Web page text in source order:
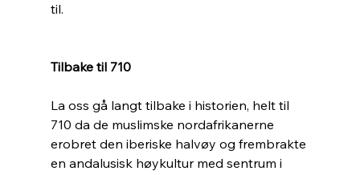
til.
Tilbake til 710
La oss gå langt tilbake i historien, helt til
710 da de muslimske nordafrikanerne
erobret den iberiske halvøy og frembrakte
en andalusisk høykultur med sentrum i